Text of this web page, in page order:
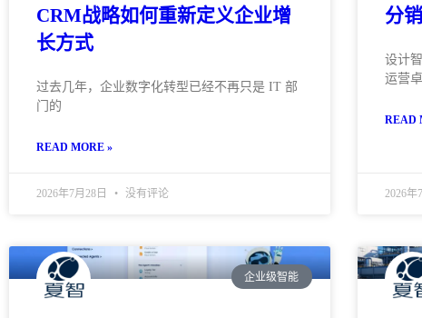
CRM战略如何重新定义企业增
长方式
过去几年，企业数字化转型已经不再只是 IT 部
门的
READ MORE »
2026年7月28日 没有评论
分
设计
运营
READ
2026年
企业级智能